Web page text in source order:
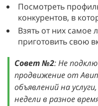
Посмотреть
конкурентов, в
Взять от них самое
приготовить свою
Совет №2: Не
продвижение от
объявлений на
недели в разное